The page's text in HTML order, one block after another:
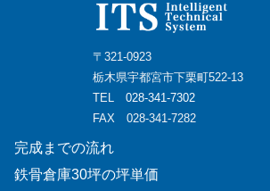
〒321-0923
栃木県宇都宮市下栗町522-13
TEL 028-341-7302
FAX 028-341-7282
完成までの流れ
鉄骨倉庫30坪の坪単価